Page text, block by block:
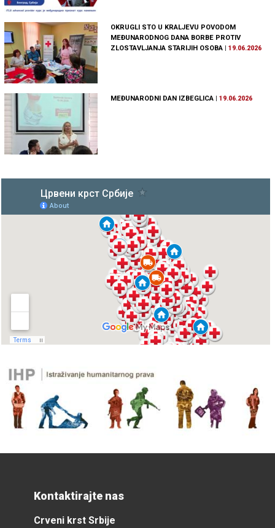
OKRUGLI STO U KRALJEVU POVODOM
MEĐUNARODNOG DANA BORBE PROTIV
ZLOSTAVLJANJA STARIJIH OSOBA |19.06.2026
MEĐUNARODNI DAN IZBEGLICA |19.06.2026
Kontaktirajte nas
Crveni krst Srbije